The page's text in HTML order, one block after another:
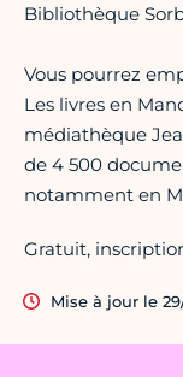
Bibliothèque
Vous pourrez
Les livres en
médiathèque
de 4 500
notamment en
Gratuit,
Mise à jour le